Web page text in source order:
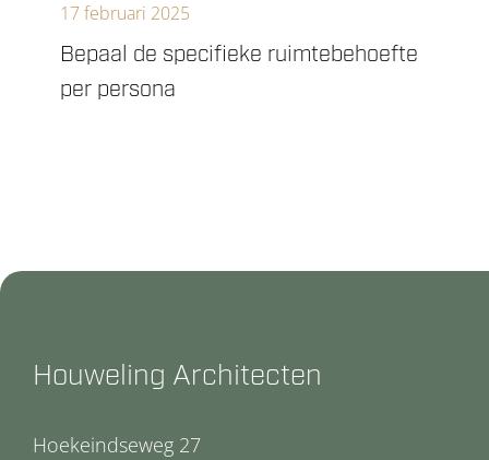
Bepaal de specifieke ruimtebehoefte
per persona
17 februari 2025
Houweling Architecten
Hoekeindseweg 27